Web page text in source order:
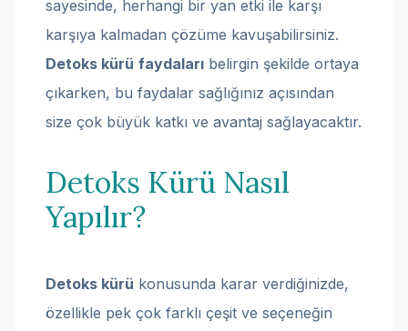
sayesinde, herhangi bir yan etki ile karşı
karşıya kalmadan çözüme kavuşabilirsiniz.
Detoks kürü faydaları belirgin şekilde ortaya
çıkarken, bu faydalar sağlığınız açısından
size çok büyük katkı ve avantaj sağlayacaktır.
Detoks Kürü Nasıl
Yapılır?
Detoks kürü konusunda karar verdiğinizde,
özellikle pek çok farklı çeşit ve seçeneğin